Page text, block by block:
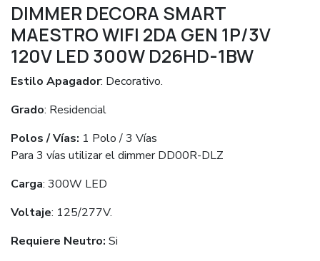
DIMMER DECORA SMART
MAESTRO WIFI 2DA GEN 1P/3V
120V LED 300W D26HD-1BW
Estilo Apagador: Decorativo.
Grado: Residencial
Polos / Vías: 1 Polo / 3 Vías
Para 3 vías utilizar el dimmer DD00R-DLZ
Carga: 300W LED
Voltaje: 125/277V.
Requiere Neutro: Si